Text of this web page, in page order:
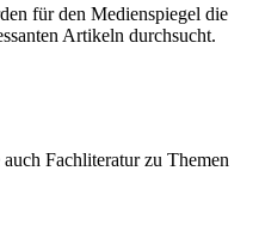
für den Medienspiegel die
Artikeln durchsucht.
Fachliteratur zu Themen